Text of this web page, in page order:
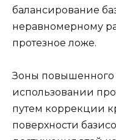
балансирование
неравномерному
протезное ложе.
Зоны повышенного
использовании
путем коррекции
поверхности